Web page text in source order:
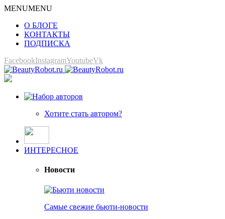
MENUMENU
О БЛОГЕ
КОНТАКТЫ
ПОДПИСКА
FacebookInstagramYoutubeVk
Хотите стать автором?
ИНТЕРЕСНОЕ
Новости
Самые свежие бьюти-новости